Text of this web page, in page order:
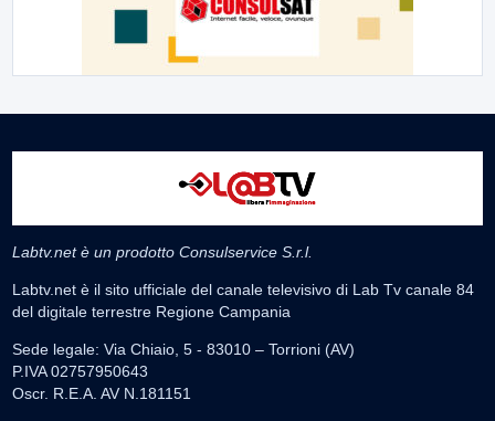
Labtv.net è un prodotto Consulservice S.r.l.
Labtv.net è il sito ufficiale del canale televisivo di Lab Tv canale 84
del digitale terrestre Regione Campania
Sede legale: Via Chiaio, 5 - 83010 – Torrioni (AV)
P.IVA 02757950643
Oscr. R.E.A. AV N.181151